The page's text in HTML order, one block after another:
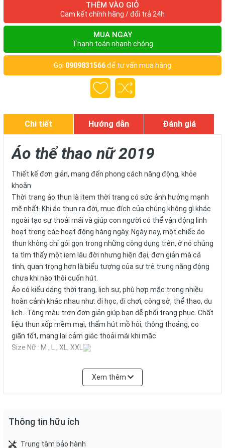
THÊM VÀO GIỎ
Cam kết chính hãng / đổi trả 24h
MUA NGAY
Thanh toán nhanh chóng
Gọi 0909831566để tư vấn mua hàng
Chi tiết Hướng dẫn Đánh giá
Áo thể thao nữ 2019
Thiết kế đơn giản, mang đến phong cách năng động, khỏe
khoắn
Thời trang áo thun là item thời trang có sức ảnh hưởng mạnh
mẽ nhất. Khi áo thun ra đời, mục đích của chúng không gì khác
ngoài tạo sự thoải mái và giúp con người có thể vận động linh
hoạt trong các hoạt động hàng ngày. Ngày nay, một chiếc áo
thun không chỉ gói gọn trong những công dụng trên, ở nó chúng
ta tìm thấy một iem lâu đời nhưng hiện đại, đơn giản mà cá
tính, quan trọng hơn là biểu tượng của sự trẻ trung năng động
chưa khi nào thôi cuốn hút.
Áo có kiểu dáng thời trang, lịch sự, phù hợp mặc trong nhiều
hoàn cảnh khác nhau như: đi học, đi chơi, công sở, thể thao, du
lịch...Tông màu trơn đơn giản giúp bạn dễ phối trang phục. Chất
liệu thun xốp mềm mại, thấm hút mồ hôi, thông thoáng, co
giãn tốt, mang lại cảm giác thoải mái khi mặc
Size Nữ : M , L , XL, XXL
Xem thêm
Thông tin hữu ích
Trung tâm bảo hành